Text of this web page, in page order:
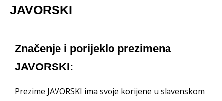
JAVORSKI
Značenje i porijeklo prezimena
JAVORSKI:
Prezime JAVORSKI ima svoje korijene u slavenskom